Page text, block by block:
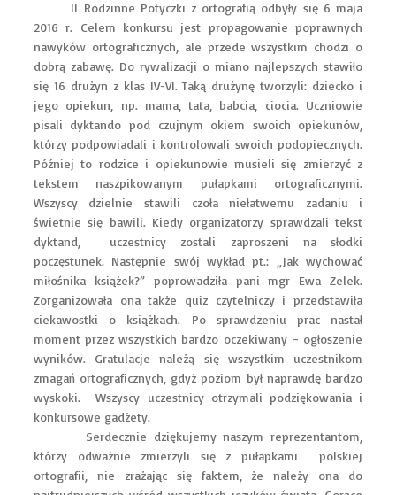
II Rodzinne Potyczki z ortografią odbyły się 6 maja
2016 r. Celem konkursu jest propagowanie poprawnych
nawyków ortograficznych, ale przede wszystkim chodzi o
dobrą zabawę. Do rywalizacji o miano najlepszych stawiło
się 16 drużyn z klas IV-VI. Taką drużynę tworzyli: dziecko i
jego opiekun, np. mama, tata, babcia, ciocia. Uczniowie
pisali dyktando pod czujnym okiem swoich opiekunów,
którzy podpowiadali i kontrolowali swoich podopiecznych.
Później to rodzice i opiekunowie musieli się zmierzyć z
tekstem naszpikowanym pułapkami ortograficznymi.
Wszyscy dzielnie stawili czoła niełatwemu zadaniu i
świetnie się bawili. Kiedy organizatorzy sprawdzali tekst
dyktand, uczestnicy zostali zaproszeni na słodki
poczęstunek. Następnie swój wykład pt.: „Jak wychować
miłośnika książek?” poprowadziła pani mgr Ewa Zelek.
Zorganizowała ona także quiz czytelniczy i przedstawiła
ciekawostki o książkach. Po sprawdzeniu prac nastał
moment przez wszystkich bardzo oczekiwany – ogłoszenie
wyników. Gratulacje należą się wszystkim uczestnikom
zmagań ortograficznych, gdyż poziom był naprawdę bardzo
wyskoki. Wszyscy uczestnicy otrzymali podziękowania i
konkursowe gadżety.
Serdecznie dziękujemy naszym reprezentantom,
którzy odważnie zmierzyli się z pułapkami polskiej
ortografii, nie zrażając się faktem, że należy ona do